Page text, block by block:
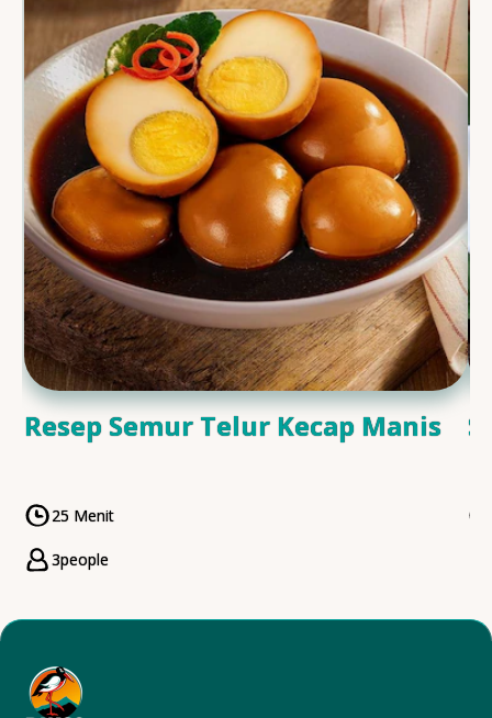
Resep Semur Telur Kecap Manis
CookingTime
25 Menit
Servings
3people